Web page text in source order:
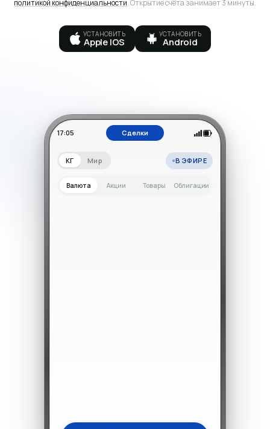
политикой конфиденциальности. Открытие счёта занимает 3 минуты.
УСТАНОВИТЬ
Apple IOS
УСТАНОВИТЬ
Android
17:05 Сделки
КГ Мир В ЭФИРЕ
Валюта Акции Товары Облигации